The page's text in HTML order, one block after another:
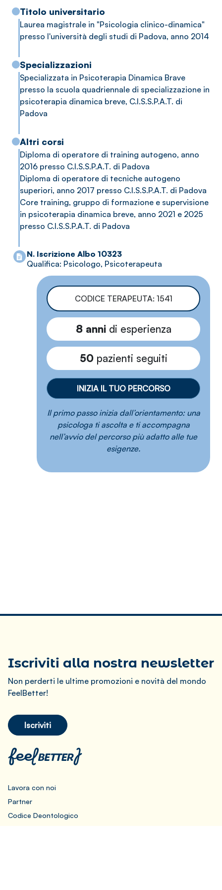
caratteristiche soggettive del paziente.
Ho ottenuto i diplomi di operatore di training
autogeno di base e superiore: tecniche di
autodistensione che, attraverso l’apprendimento
progressivo di specifici esercizi, consentono di
intervenire su numerosi disturbi funzionali, quali
disturbi d’ansia e legati allo stress, psicosomatici e
del sonno.
adolescenti, in svariati contesti, dal sostegno
scolastico all’intervento nelle dipendenze
patologiche.
Titolo universitario
Laurea magistrale in "Psicologia clinico-dinamica"
presso l'università degli studi di Padova, anno 2014
Specializzazioni
Specializzata in Psicoterapia Dinamica Brave
presso la scuola quadriennale di specializzazione in
psicoterapia dinamica breve, C.I.S.S.P.A.T. di
Padova
Altri corsi
Diploma di operatore di training autogeno, anno
2016 presso C.I.S.S.P.A.T. di Padova
Diploma di operatore di tecniche autogeno
superiori, anno 2017 presso C.I.S.S.P.A.T. di Padova
Core training, gruppo di formazione e supervisione
in psicoterapia dinamica breve, anno 2021 e 2025
presso C.I.S.S.P.A.T. di Padova
N. Iscrizione Albo 10323
Qualifica: Psicologo, Psicoterapeuta
CODICE TERAPEUTA: 1541
8 annidi esperienza
50pazienti seguiti
INIZIA IL TUO PERCORSO
Il primo passo inizia dall’orientamento: una
psicologa ti ascolta e ti accompagna
nell’avvio del percorso più adatto alle tue
esigenze.
Iscriviti alla nostra newsletter
Non perderti le ultime promozioni e novità del mondo
FeelBetter!
Iscriviti
Lavora con noi
Partner
Codice Deontologico